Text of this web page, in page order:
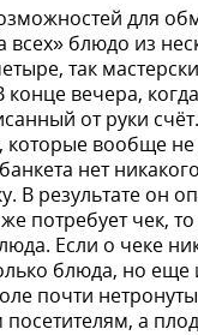
для
всех» блюдо из
так
вечера,
от руки
которые вообще
нет
В результате он
потребует чек,
Если о чеке
блюда, но еще
почти
а